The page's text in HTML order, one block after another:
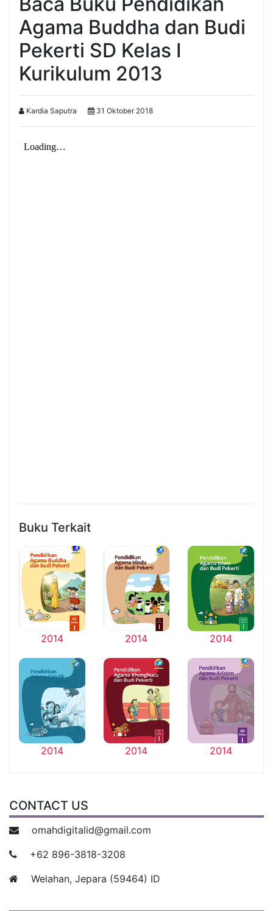
Agama Buddha dan Budi
Pekerti SD Kelas I
Kurikulum 2013
Kardia Saputra 31 Oktober 2018
Buku Terkait
2014 2014 2014
2014 2014 2014
CONTACT US
omahdigitalid@gmail.com
+62 896-3818-3208
Welahan, Jepara (59464) ID